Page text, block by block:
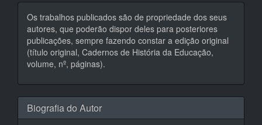
Os trabalhos publicados são de propriedade dos seus
autores, que poderão dispor deles para posteriores
publicações, sempre fazendo constar a edição original
(título original, Cadernos de História da Educação,
volume, nº, páginas).
Biografia do Autor